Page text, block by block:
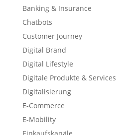
Banking & Insurance
Chatbots
Customer Journey
Digital Brand
Digital Lifestyle
Digitale Produkte & Services
Digitalisierung
E-Commerce
E-Mobility